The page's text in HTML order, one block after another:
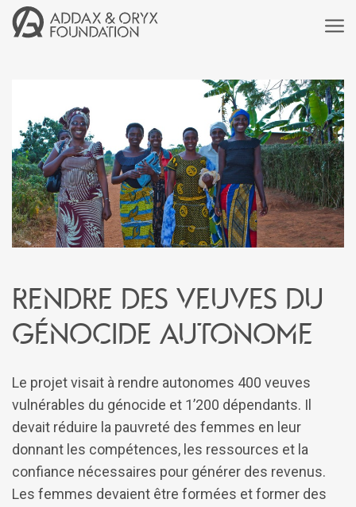
Rendre des veuves du
génocide autonome
Le projet visait à rendre autonomes 400 veuves
vulnérables du génocide et 1’200 dépendants. Il
devait réduire la pauvreté des femmes en leur
donnant les compétences, les ressources et la
confiance nécessaires pour générer des revenus.
Les femmes devaient être formées et former des